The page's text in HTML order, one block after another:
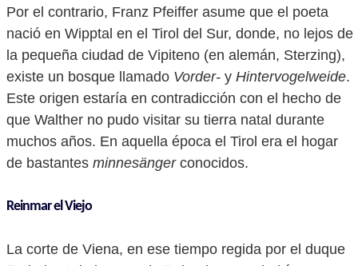
Por el contrario, Franz Pfeiffer asume que el poeta
nació en Wipptal en el Tirol del Sur, donde, no lejos de
la pequeña ciudad de Vipiteno (en alemán, Sterzing),
existe un bosque llamado Vorder- y Hintervogelweide.
Este origen estaría en contradicción con el hecho de
que Walther no pudo visitar su tierra natal durante
muchos años. En aquella época el Tirol era el hogar
de bastantes minnesängerconocidos.
Reinmar el Viejo
La corte de Viena, en ese tiempo regida por el duque